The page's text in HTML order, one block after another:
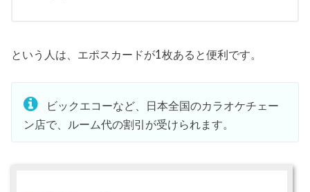
という人は、エポスカードが1枚あると便利です。
ビックエコーなど、日本全国のカラオケチェー
ン店で、ルーム代の割引が受けられます。